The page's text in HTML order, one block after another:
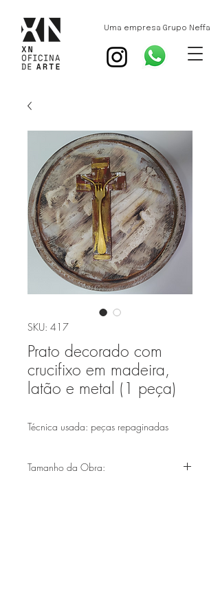
Uma empresa Grupo Neffa
SKU: 417
Prato decorado com
crucifixo em madeira,
latão e metal (1 peça)
Técnica usada: peças repaginadas
Tamanho da Obra: